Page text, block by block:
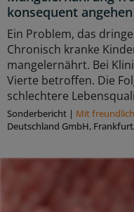
konsequent angehen
Ein Problem, das
Chronisch kranke
mangelernährt. Bei
Vierte betroffen. Die
schlechtere
Sonderbericht | Mit
Deutschland GmbH,